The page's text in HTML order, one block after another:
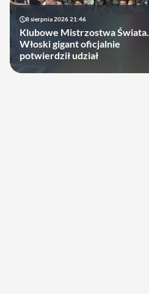
8 sierpnia 2026 21:46
Klubowe Mistrzostwa Świata.
Włoski gigant oficjalnie
potwierdził udział